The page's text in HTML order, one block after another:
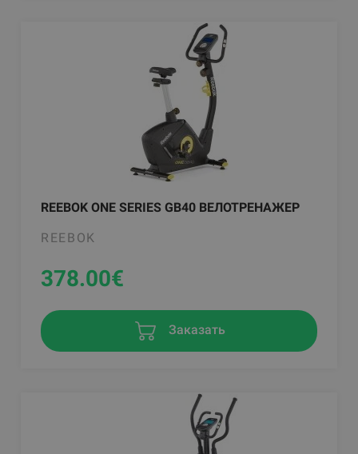
REEBOK ONE SERIES GB40 ВЕЛОТРЕНАЖЕР
REEBOK
378.00€
Заказать